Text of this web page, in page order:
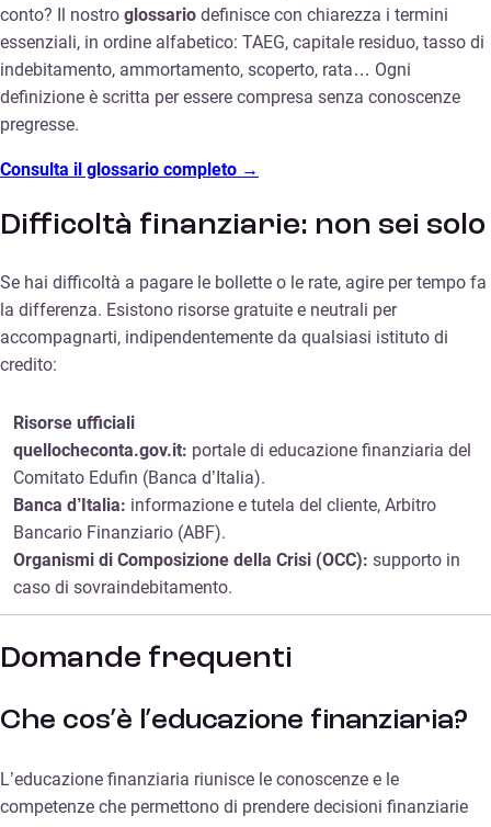
conto? Il nostro glossario definisce con chiarezza i termini
essenziali, in ordine alfabetico: TAEG, capitale residuo, tasso di
indebitamento, ammortamento, scoperto, rata… Ogni
definizione è scritta per essere compresa senza conoscenze
pregresse.
Consulta il glossario completo →
Difficoltà finanziarie: non sei solo
Se hai difficoltà a pagare le bollette o le rate, agire per tempo fa
la differenza. Esistono risorse gratuite e neutrali per
accompagnarti, indipendentemente da qualsiasi istituto di
credito:
Risorse ufficiali
quellocheconta.gov.it: portale di educazione finanziaria del
Comitato Edufin (Banca d’Italia).
Banca d’Italia: informazione e tutela del cliente, Arbitro
Bancario Finanziario (ABF).
Organismi di Composizione della Crisi (OCC): supporto in
caso di sovraindebitamento.
Domande frequenti
Che cos’è l’educazione finanziaria?
L’educazione finanziaria riunisce le conoscenze e le
competenze che permettono di prendere decisioni finanziarie